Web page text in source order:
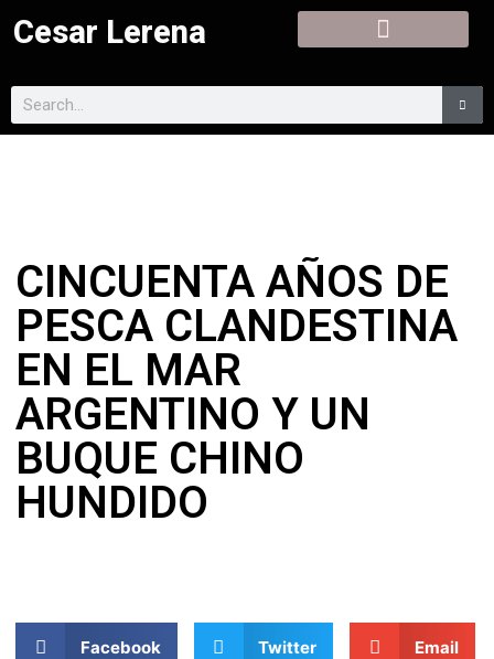
Cesar Lerena
CINCUENTA AÑOS DE
PESCA CLANDESTINA
EN EL MAR
ARGENTINO Y UN
BUQUE CHINO
HUNDIDO
Facebook Twitter Email